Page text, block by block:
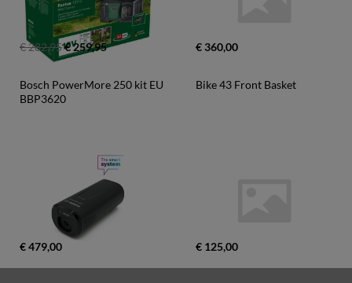
€ 282,95€ 259,95 € 360,00
Bosch PowerMore 250 kit EU
BBP3620
€ 479,00
Bike 43 Front Basket
€ 125,00